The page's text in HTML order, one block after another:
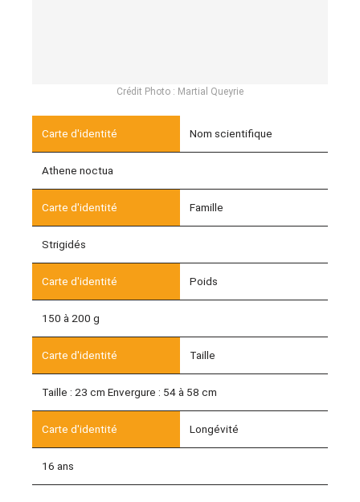
Crédit Photo : Martial Queyrie
Nom scientifique
Athene noctua
Famille
Strigidés
Poids
150 à 200 g
Taille
Taille : 23 cm Envergure : 54 à 58 cm
Longévité
16 ans